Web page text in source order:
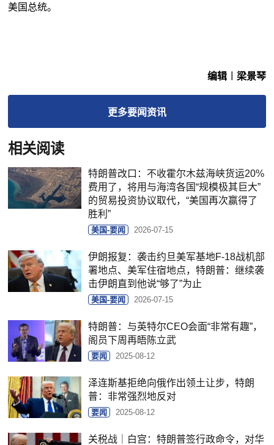
美国总统。
编辑︱梁景琴
更多要闻资讯
相关阅读
特朗普改口：不收霍尔木兹海峡货运20%
费用了，将用与海湾各国“规模极其巨大”
的贸易投资协议取代，“美国再次赢得了
胜利”
美国-要闻 2026-07-15
伊朗报复：袭击约旦美军基地F-18战机部
署地点、美军住宿地点，特朗普：继续袭
击伊朗直到他说“够了”为止
美国-要闻 2026-07-15
特朗普：与英特尔CEO会面“非常有趣”，
阁员下周再晤陈立武
要闻 2025-08-12
泽连斯基拒绝向俄作出领土让步，特朗
普：非常强烈地反对
要闻 2025-08-12
关税战｜白宫：特朗普签行政命令，对华